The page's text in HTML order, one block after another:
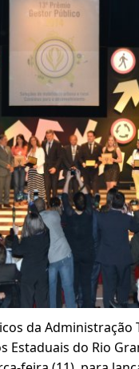
da Administração
Estaduais do Rio